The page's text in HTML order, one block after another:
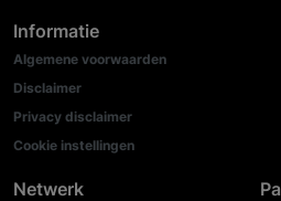
Informatie
Algemene voorwaarden
Disclaimer
Privacy disclaimer
Cookie instellingen
Netwerk